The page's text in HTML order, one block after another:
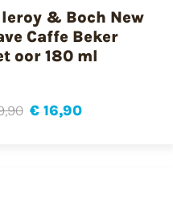
& Boch New
Caffe Beker
oor 180 ml
€ 16,90